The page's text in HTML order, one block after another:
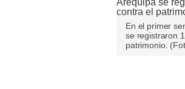
En el primer
se registraron
patrimonio.